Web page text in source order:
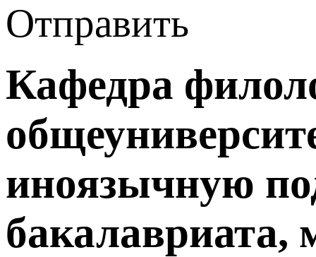
Отправить
Кафедра
иноязычную
бакалавриата,